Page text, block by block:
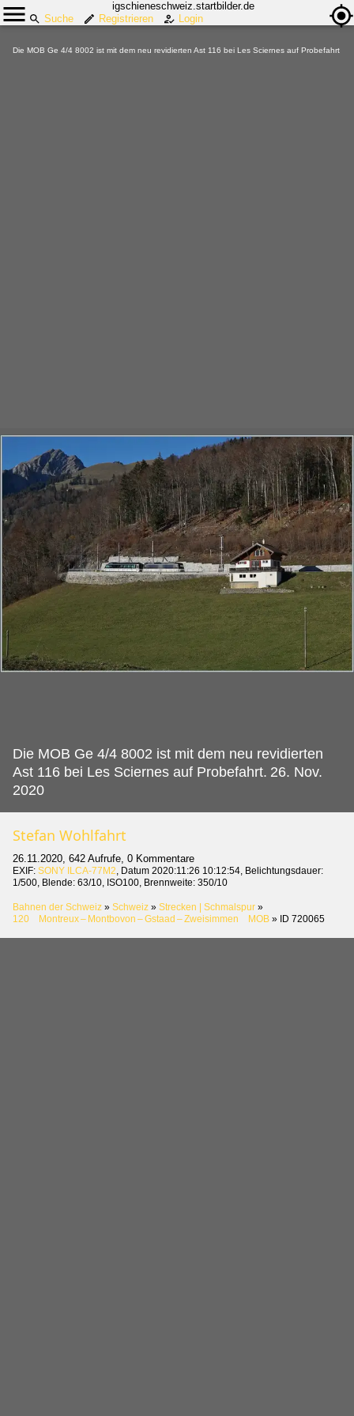
igschieneschweiz.startbilder.de
Suche
Registrieren Login
Die MOB Ge 4/4 8002 ist mit dem neu revidierten Ast 116 bei Les Sciernes auf Probefahrt
Die MOB Ge 4/4 8002 ist mit dem neu revidierten
Ast 116 bei Les Sciernes auf Probefahrt. 26. Nov.
2020
Stefan Wohlfahrt
26.11.2020, 642 Aufrufe, 0 Kommentare
EXIF: SONY ILCA-77M2, Datum 2020:11:26 10:12:54, Belichtungsdauer:
1/500, Blende: 63/10, ISO100, Brennweite: 350/10
Bahnen der Schweiz » Schweiz » Strecken | Schmalspur »
120 Montreux – Montbovon – Gstaad – Zweisimmen MOB » ID 720065